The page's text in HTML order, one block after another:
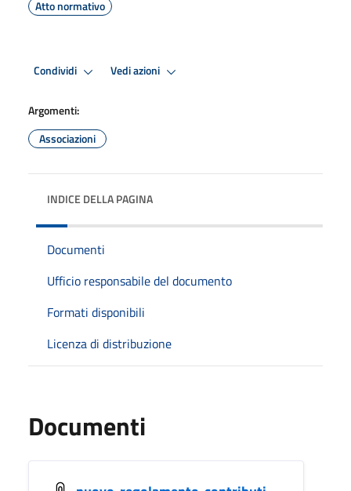
Atto normativo
Condividi Vedi azioni
Argomenti:
Associazioni
INDICE DELLA PAGINA
Documenti
Ufficio responsabile del documento
Formati disponibili
Licenza di distribuzione
Documenti